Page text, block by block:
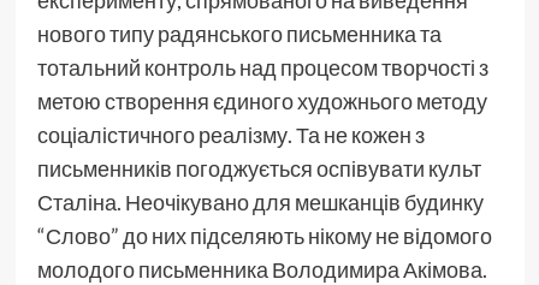
нового типу радянського письменника та
тотальний контроль над процесом творчості з
метою створення єдиного художнього методу
соціалістичного реалізму. Та не кожен з
письменників погоджується оспівувати культ
Сталіна. Неочікувано для мешканців будинку
“Слово” до них підселяють нікому не відомого
молодого письменника Володимира Акімова.